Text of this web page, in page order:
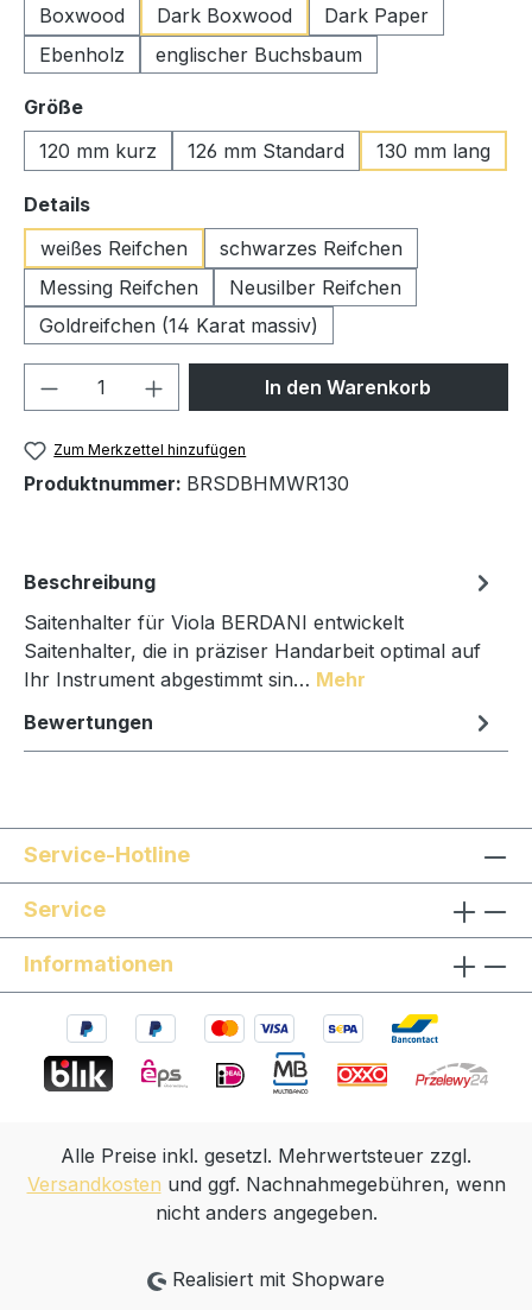
Boxwood
Dark Boxwood
Dark Paper
Ebenholz
englischer Buchsbaum
Größeauswählen
120 mm kurz
126 mm Standard 130 mm lang
Detailsauswählen
weißes Reifchen
schwarzes Reifchen
Messing Reifchen
Neusilber Reifchen
Goldreifchen (14 Karat massiv)
Produkt Anzahl: Gib denIn den Warenkorb
Zum Merkzettel hinzufügen
Produktnummer: BRSDBHMWR130
Beschreibung
Saitenhalter für Viola BERDANI entwickelt
Saitenhalter, die in präziser Handarbeit optimal auf
Ihr Instrument abgestimmt sin… Mehr
Bewertungen
Service-Hotline
Service
Informationen
Alle Preise inkl. gesetzl. Mehrwertsteuer zzgl.
Versandkosten und ggf. Nachnahmegebühren, wenn
nicht anders angegeben.
Realisiert mit Shopware